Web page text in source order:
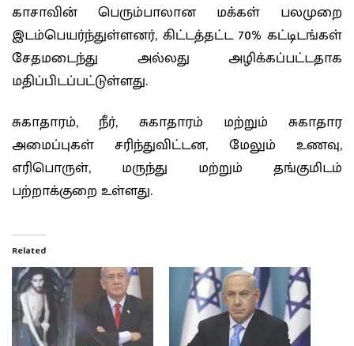
காசாவின் பெரும்பாலான மக்கள் பலமுறை
இடம்பெயர்ந்துள்ளனர், கிட்டத்தட்ட 70% கட்டிடங்கள்
சேதமடைந்து அல்லது அழிக்கப்பட்டதாக
மதிப்பிடப்பட்டுள்ளது.
சுகாதாரம், நீர், சுகாதாரம் மற்றும் சுகாதார
அமைப்புகள் சரிந்துவிட்டன, மேலும் உணவு,
எரிபொருள், மருந்து மற்றும் தங்குமிடம்
பற்றாக்குறை உள்ளது.
Related